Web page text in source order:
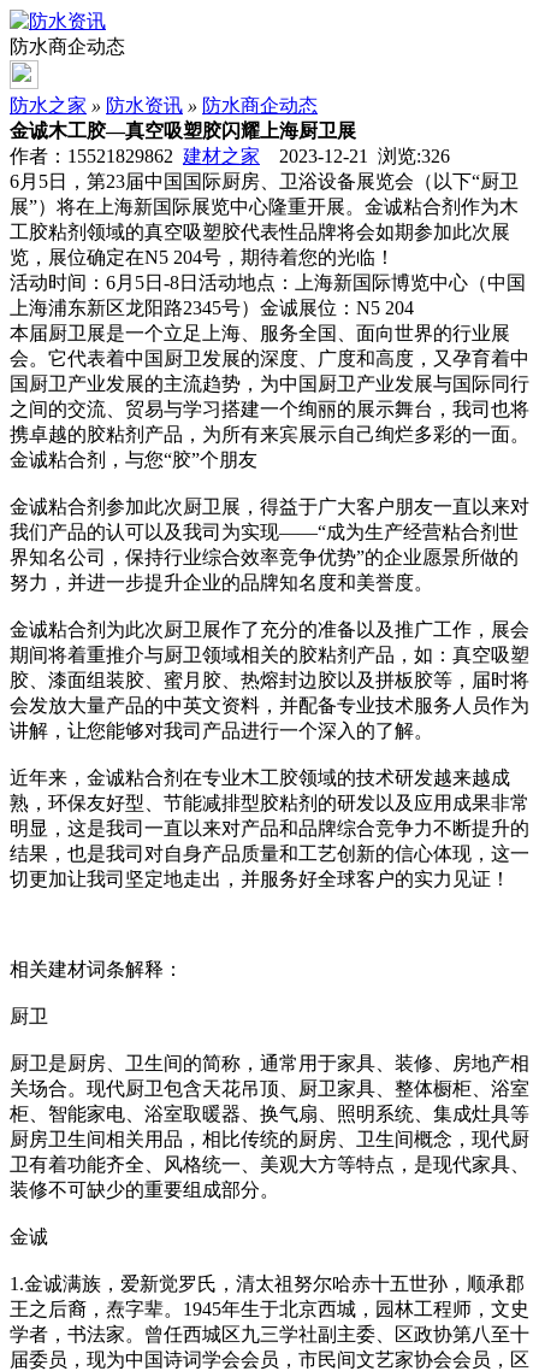
防水商企动态
防水之家 » 防水资讯 » 防水商企动态
金诚木工胶—真空吸塑胶闪耀上海厨卫展
作者：15521829862 建材之家 2023-12-21 浏览:326
6月5日，第23届中国国际厨房、卫浴设备展览会（以下“厨卫
展”）将在上海新国际展览中心隆重开展。金诚粘合剂作为木
工胶粘剂领域的真空吸塑胶代表性品牌将会如期参加此次展
览，展位确定在N5 204号，期待着您的光临！
活动时间：6月5日-8日活动地点：上海新国际博览中心（中国
上海浦东新区龙阳路2345号）金诚展位：N5 204
本届厨卫展是一个立足上海、服务全国、面向世界的行业展
会。它代表着中国厨卫发展的深度、广度和高度，又孕育着中
国厨卫产业发展的主流趋势，为中国厨卫产业发展与国际同行
之间的交流、贸易与学习搭建一个绚丽的展示舞台，我司也将
携卓越的胶粘剂产品，为所有来宾展示自己绚烂多彩的一面。
金诚粘合剂，与您“胶”个朋友
金诚粘合剂参加此次厨卫展，得益于广大客户朋友一直以来对
我们产品的认可以及我司为实现——“成为生产经营粘合剂世
界知名公司，保持行业综合效率竞争优势”的企业愿景所做的
努力，并进一步提升企业的品牌知名度和美誉度。
金诚粘合剂为此次厨卫展作了充分的准备以及推广工作，展会
期间将着重推介与厨卫领域相关的胶粘剂产品，如：真空吸塑
胶、漆面组装胶、蜜月胶、热熔封边胶以及拼板胶等，届时将
会发放大量产品的中英文资料，并配备专业技术服务人员作为
讲解，让您能够对我司产品进行一个深入的了解。
近年来，金诚粘合剂在专业木工胶领域的技术研发越来越成
熟，环保友好型、节能减排型胶粘剂的研发以及应用成果非常
明显，这是我司一直以来对产品和品牌综合竞争力不断提升的
结果，也是我司对自身产品质量和工艺创新的信心体现，这一
切更加让我司坚定地走出，并服务好全球客户的实力见证！
相关建材词条解释：
厨卫
厨卫是厨房、卫生间的简称，通常用于家具、装修、房地产相
关场合。现代厨卫包含天花吊顶、厨卫家具、整体橱柜、浴室
柜、智能家电、浴室取暖器、换气扇、照明系统、集成灶具等
厨房卫生间相关用品，相比传统的厨房、卫生间概念，现代厨
卫有着功能齐全、风格统一、美观大方等特点，是现代家具、
装修不可缺少的重要组成部分。
金诚
1.金诚满族，爱新觉罗氏，清太祖努尔哈赤十五世孙，顺承郡
王之后裔，焘字辈。1945年生于北京西城，园林工程师，文史
学者，书法家。曾任西城区九三学社副主委、区政协第八至十
届委员，现为中国诗词学会会员，市民间文艺家协会会员，区